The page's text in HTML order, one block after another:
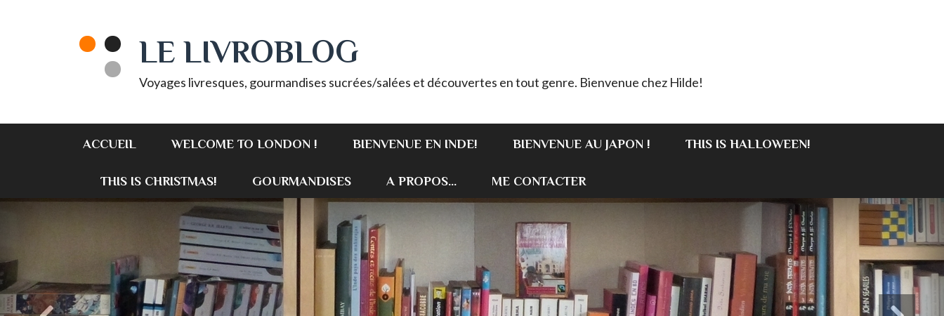
LE LIVROBLOG
Voyages livresques, gourmandises sucrées/salées et découvertes en tout genre. Bienvenue chez Hilde!
ACCUEIL WELCOME TO LONDON ! BIENVENUE EN INDE! BIENVENUE AU JAPON ! THIS IS HALLOWEEN!
THIS IS CHRISTMAS! GOURMANDISES A PROPOS... ME CONTACTER